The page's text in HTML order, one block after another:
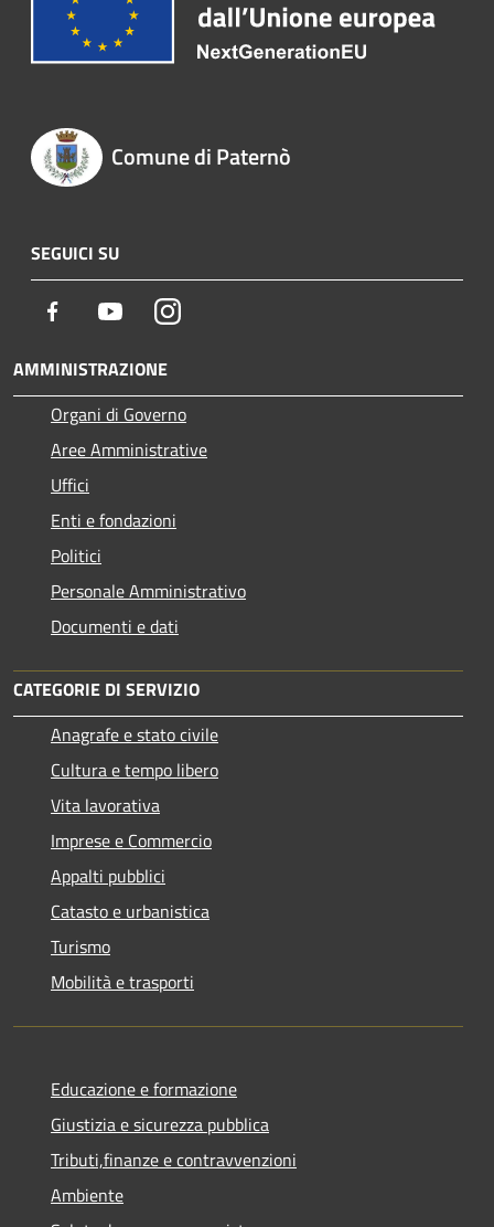
Comune di Paternò
SEGUICI SU
Facebook YoutubeInstagram
AMMINISTRAZIONE
Organi di Governo
Aree Amministrative
Uffici
Enti e fondazioni
Politici
Personale Amministrativo
Documenti e dati
CATEGORIE DI SERVIZIO
Anagrafe e stato civile
Cultura e tempo libero
Vita lavorativa
Imprese e Commercio
Appalti pubblici
Catasto e urbanistica
Turismo
Mobilità e trasporti
Educazione e formazione
Giustizia e sicurezza pubblica
Tributi,finanze e contravvenzioni
Ambiente